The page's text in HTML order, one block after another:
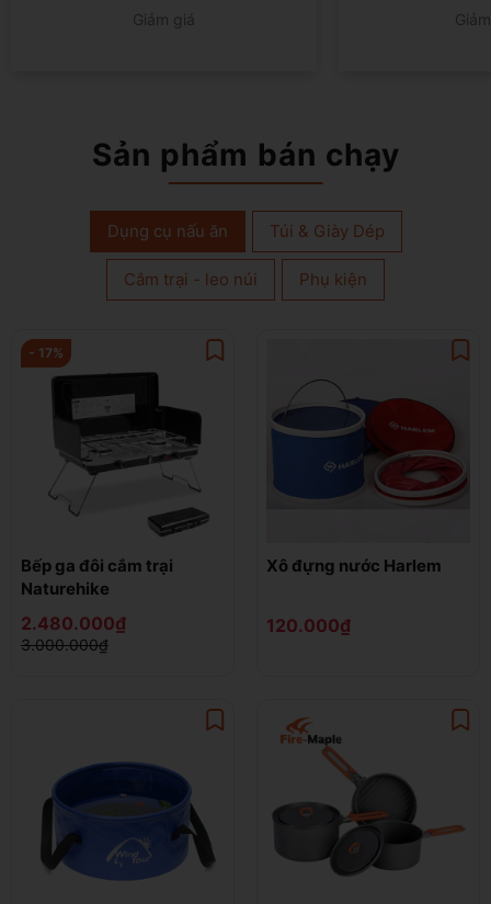
Giảm giá
Sản phẩm bán chạy
Dụng cụ nấu ăn Túi & Giày Dép
Cắm trại - leo núi Phụ kiện
- 17%
Bếp ga đôi cắm trại
Naturehike
2.480.000₫
3.000.000₫
Xô đựng nước Harlem
120.000₫